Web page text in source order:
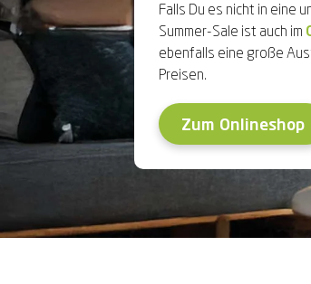
Falls Du es nicht in eine
Summer-Sale ist auch im
ebenfalls eine große
Preisen.
Zum Onlineshop